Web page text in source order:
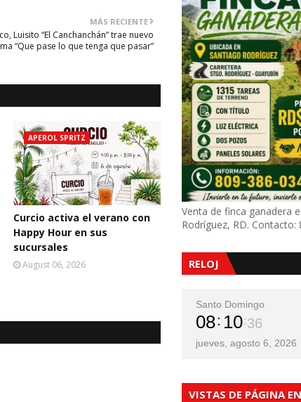
MÁS RECIENTE
Luisito “El Canchanchán” trae nuevo
“Que pase lo que tenga que pasar”
APEROL SPRITZ
Curcio activa el verano con
Happy Hour en sus
sucursales
August 06, 2026
Venta de finca ganadera
Rodríguez, RD. Contacto:
RELOJ
Santo Domingo
08 10 37
jueves, agosto 6, 2026
VISTAS DE PÁGINA